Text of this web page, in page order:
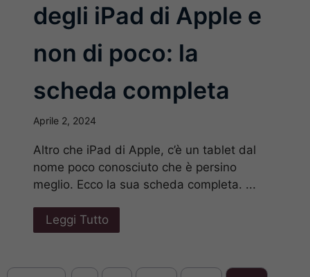
degli iPad di Apple e
non di poco: la
scheda completa
Aprile 2, 2024
Altro che iPad di Apple, c’è un tablet dal
nome poco conosciuto che è persino
meglio. Ecco la sua scheda completa. ...
Leggi Tutto